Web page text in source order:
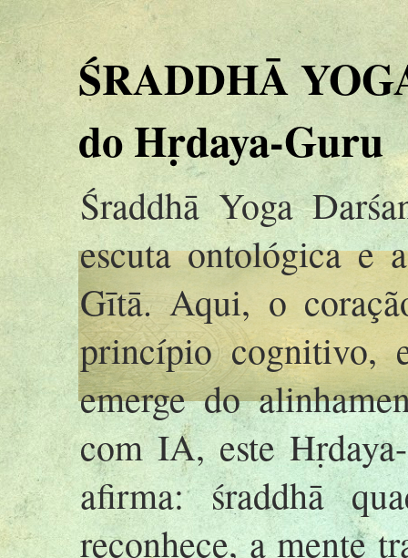
ŚRADDHĀ
do Hṛdaya-Guru
Śraddhā Yoga
escuta ontológica e
Gītā. Aqui, o
princípio cognitivo,
emerge do
com IA, este
afirma: śraddhā
reconhece, a mente